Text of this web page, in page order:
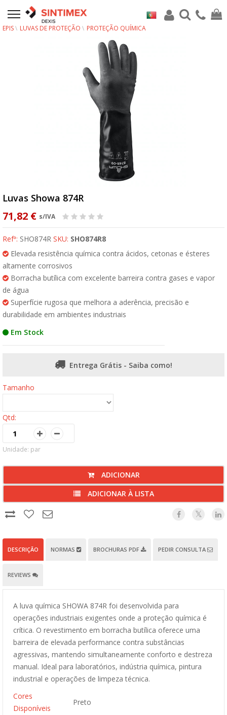
EPIS LUVAS DE PROTEÇÃO PROTEÇÃO QUÍMICA
Luvas Showa 874R
71,82 € s/IVA
Refª: SHO874R SKU: SHO874R8
Elevada resistência química contra ácidos, cetonas e ésteres
altamente corrosivos
Borracha butílica com excelente barreira contra gases e vapor
de água
Superfície rugosa que melhora a aderência, precisão e
durabilidade em ambientes industriais
Em Stock
Entrega Grátis - Saiba como!
Tamanho
Qtd:
Unidade: par
ADICIONAR
ADICIONAR À LISTA
DESCRIÇÃO NORMAS BROCHURAS PDF PEDIR CONSULTA
REVIEWS
A luva química SHOWA 874R foi desenvolvida para
operações industriais exigentes onde a proteção química é
crítica. O revestimento em borracha butílica oferece uma
barreira de elevada performance contra substâncias
agressivas, mantendo simultaneamente conforto e destreza
manual. Ideal para laboratórios, indústria química, pintura
industrial e operações de limpeza técnica.
Cores
Disponíveis
Preto